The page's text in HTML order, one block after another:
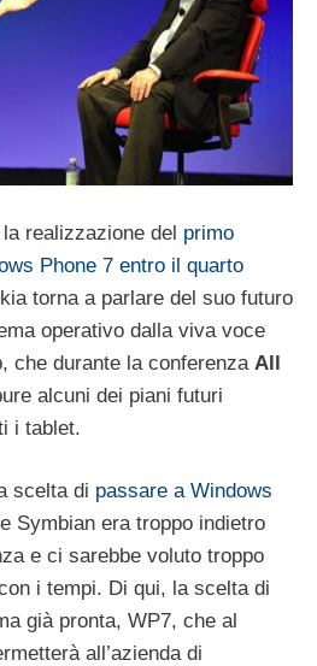
realizzazione del primo
Phone 7 entro il quarto
torna a parlare del suo futuro
operativo dalla viva voce
che durante la conferenza All
alcuni dei piani futuri
i tablet.
scelta di passare a Windows
Symbian era troppo indietro
e ci sarebbe voluto troppo
i tempi. Di qui, la scelta di
già pronta, WP7, che al
all’azienda di